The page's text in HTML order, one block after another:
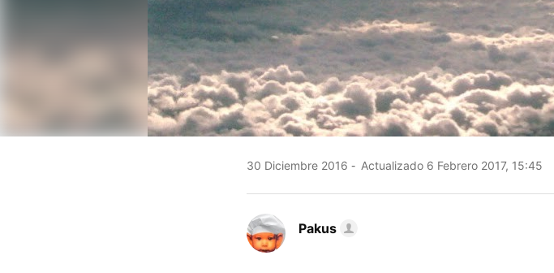
30 Diciembre 2016 Actualizado 6 Febrero 2017, 15:45
Pakus